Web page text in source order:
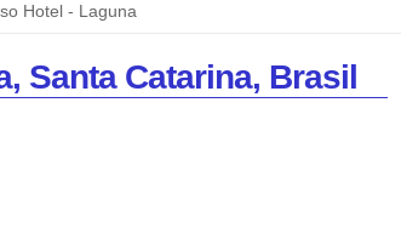
Hotel - Laguna
Santa Catarina, Brasil